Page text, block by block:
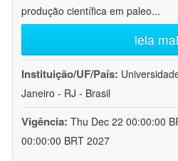
produção científica em paleo...
leia
Instituição/UF/País:
Janeiro - RJ - Brasil
Vigência: Thu Dec 22 00:00:00
00:00:00 BRT 2027